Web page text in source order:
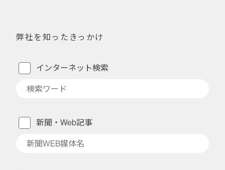
弊社を知ったきっかけ
インターネット検索
新聞・Web記事